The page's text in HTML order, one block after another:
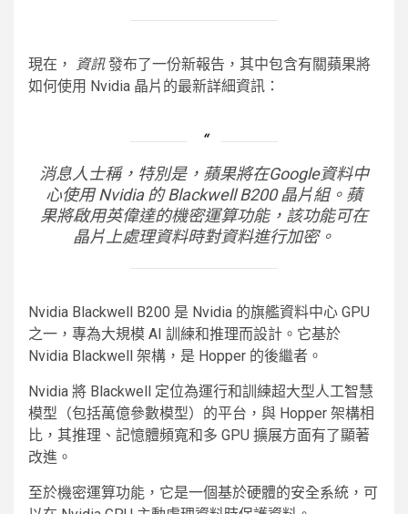
現在， 資訊發布了一份新報告，其中包含有關蘋果將
如何使用 Nvidia 晶片的最新詳細資訊：
消息人士稱，特別是，蘋果將在Google資料中
心使用 Nvidia 的 Blackwell B200 晶片組。蘋
果將啟用英偉達的機密運算功能，該功能可在
晶片上處理資料時對資料進行加密。
Nvidia Blackwell B200 是 Nvidia 的旗艦資料中心 GPU
之一，專為大規模 AI 訓練和推理而設計。它基於
Nvidia Blackwell 架構，是 Hopper 的後繼者。
Nvidia 將 Blackwell 定位為運行和訓練超大型人工智慧
模型（包括萬億參數模型）的平台，與 Hopper 架構相
比，其推理、記憶體頻寬和多 GPU 擴展方面有了顯著
改進。
至於機密運算功能，它是一個基於硬體的安全系統，可